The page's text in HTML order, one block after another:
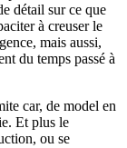
détail sur ce que
à creuser le
mais aussi,
du temps passé à
car, de model en
Et plus le
ou se